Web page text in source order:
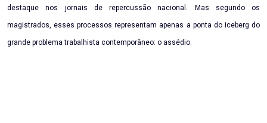
destaque nos jornais de repercussão nacional. Mas segundo os
magistrados, esses processos representam apenas a ponta do iceberg do
grande problema trabalhista contemporâneo: o assédio.